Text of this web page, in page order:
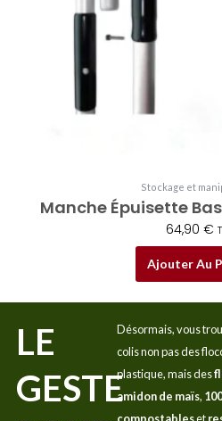
Stockage et
Manche Épuisette
64,90 €
Ajouter Au
LE
GESTE
Désormais, vous
colis non pas des
plastique, mais des
amidon de maïs,